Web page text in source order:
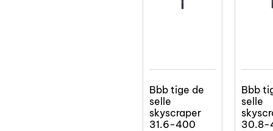
Bbb tige de
selle
skyscraper
31.6-400
Bbb
selle
30.8-